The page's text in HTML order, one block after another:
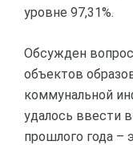
уровне 97,31%.
Обсужден
объектов
коммунальной
удалось ввести
прошлого года –